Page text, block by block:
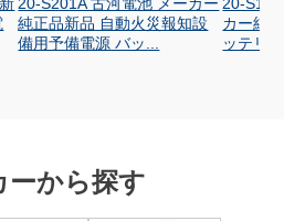
純正品新品 自動火災報知設
備用予備電源 バッ...
カー純
ッテリ
ーから探す